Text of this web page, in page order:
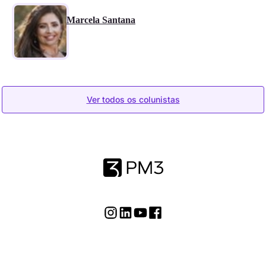
Marcela Santana
Ver todos os colunistas